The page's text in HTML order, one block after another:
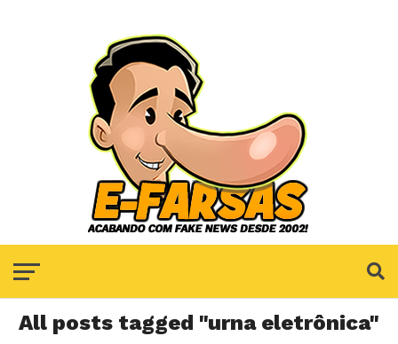
All posts tagged "urna eletrônica"